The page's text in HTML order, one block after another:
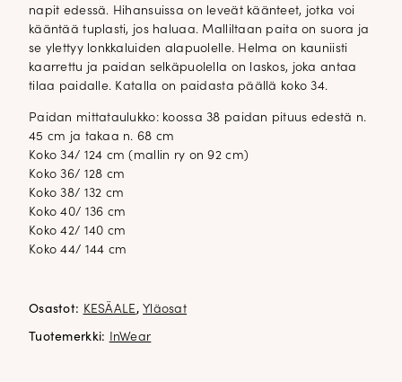
napit edessä. Hihansuissa on leveät käänteet, jotka voi
kääntää tuplasti, jos haluaa. Malliltaan paita on suora ja
se ylettyy lonkkaluiden alapuolelle. Helma on kauniisti
kaarrettu ja paidan selkäpuolella on laskos, joka antaa
tilaa paidalle. Katalla on paidasta päällä koko 34.
Paidan mittataulukko: koossa 38 paidan pituus edestä n.
45 cm ja takaa n. 68 cm
Koko 34/ 124 cm (mallin ry on 92 cm)
Koko 36/ 128 cm
Koko 38/ 132 cm
Koko 40/ 136 cm
Koko 42/ 140 cm
Koko 44/ 144 cm
Osastot: KESÄALE ,Yläosat
Tuotemerkki: InWear